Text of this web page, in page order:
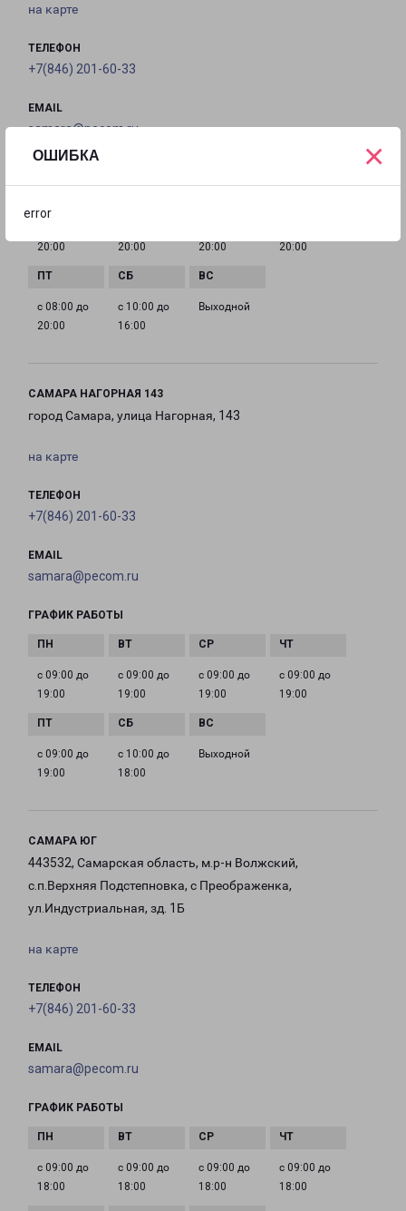
ОШИБКА
error
×
на карте
ТЕЛЕФОН
+7(846) 201-60-33
EMAIL
samara@pecom.ru
20:00
20:00
20:00
20:00
с 08:00 до
20:00
с 10:00 до
16:00
Выходной
САМАРА НАГОРНАЯ 143
город Самара, улица Нагорная, 143
на карте
ТЕЛЕФОН
+7(846) 201-60-33
EMAIL
samara@pecom.ru
ГРАФИК РАБОТЫ
с 09:00 до
19:00
с 09:00 до
19:00
с 09:00 до
19:00
с 09:00 до
19:00
с 09:00 до
19:00
с 10:00 до
18:00
Выходной
САМАРА ЮГ
443532, Самарская область, м.р-н Волжский,
с.п.Верхняя Подстепновка, с Преображенка,
ул.Индустриальная, зд. 1Б
на карте
ТЕЛЕФОН
+7(846) 201-60-33
EMAIL
samara@pecom.ru
ГРАФИК РАБОТЫ
с 09:00 до
18:00
с 09:00 до
18:00
с 09:00 до
18:00
с 09:00 до
18:00